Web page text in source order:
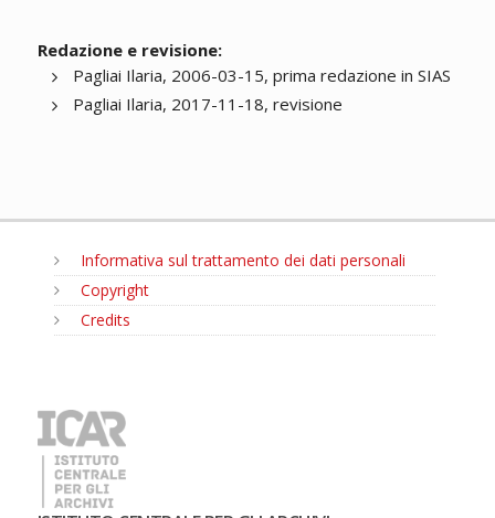
Redazione e revisione:
Pagliai Ilaria, 2006-03-15, prima redazione in SIAS
Pagliai Ilaria, 2017-11-18, revisione
Informativa sul trattamento dei dati personali
Copyright
Credits